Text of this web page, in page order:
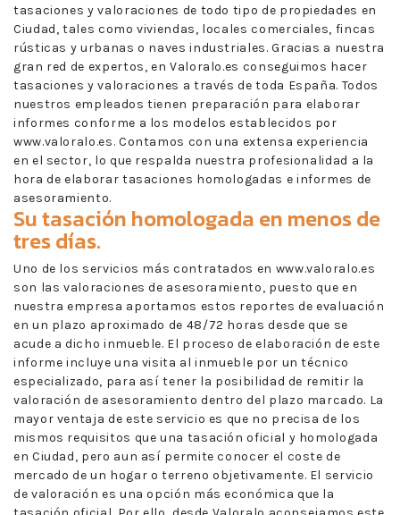
tasaciones y valoraciones de todo tipo de propiedades en
Ciudad, tales como viviendas, locales comerciales, fincas
rústicas y urbanas o naves industriales. Gracias a nuestra
gran red de expertos, en Valoralo.es conseguimos hacer
tasaciones y valoraciones a través de toda España. Todos
nuestros empleados tienen preparación para elaborar
informes conforme a los modelos establecidos por
www.valoralo.es. Contamos con una extensa experiencia
en el sector, lo que respalda nuestra profesionalidad a la
hora de elaborar tasaciones homologadas e informes de
asesoramiento.
Su tasación homologada en menos de
tres días.
Uno de los servicios más contratados en www.valoralo.es
son las valoraciones de asesoramiento, puesto que en
nuestra empresa aportamos estos reportes de evaluación
en un plazo aproximado de 48/72 horas desde que se
acude a dicho inmueble. El proceso de elaboración de este
informe incluye una visita al inmueble por un técnico
especializado, para así tener la posibilidad de remitir la
valoración de asesoramiento dentro del plazo marcado. La
mayor ventaja de este servicio es que no precisa de los
mismos requisitos que una tasación oficial y homologada
en Ciudad, pero aun así permite conocer el coste de
mercado de un hogar o terreno objetivamente. El servicio
de valoración es una opción más económica que la